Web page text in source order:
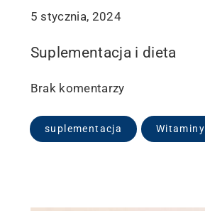
5 stycznia, 2024
Suplementacja i dieta
Brak komentarzy
suplementacja Witaminy